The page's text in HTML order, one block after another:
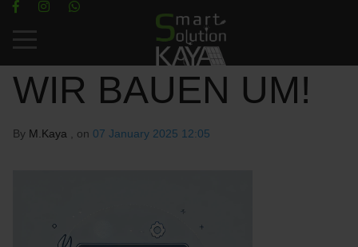
Mobile Menu Toggle
WIR BAUEN UM!
By M.Kaya , on 07 January 2025 12:05